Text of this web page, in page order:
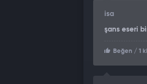
isa
şans eseri
Beğen / 1